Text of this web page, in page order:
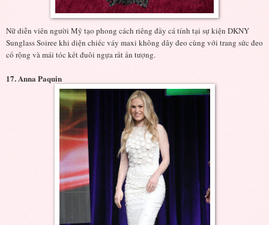
Nữ diễn viên người Mỹ tạo phong cách riêng đầy cá tính tại sự kiện DKNY
Sunglass Soiree khi diện chiếc váy maxi không dây đeo cùng với trang sức đeo
cổ rộng và mái tóc kết đuôi ngựa rất ấn tượng.
17. Anna Paquin